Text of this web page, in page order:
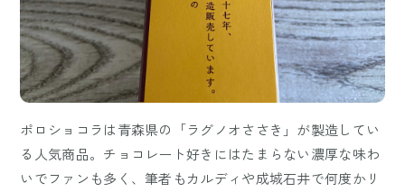
ポロショコラは青森県の「ラグノオささき」が製造してい
る人気商品。チョコレート好きにはたまらない濃厚な味わ
いでファンも多く、筆者もカルディや成城石井で何度かリ